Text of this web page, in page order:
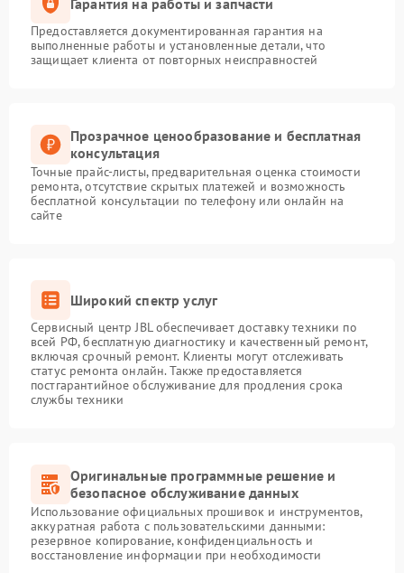
Предоставляется документированная гарантия на
выполненные работы и установленные детали, что
защищает клиента от повторных неисправностей
Прозрачное ценообразование и бесплатная
консультация
Точные прайс-листы, предварительная оценка стоимости
ремонта, отсутствие скрытых платежей и возможность
бесплатной консультации по телефону или онлайн на
сайте
Широкий спектр услуг
Сервисный центр JBL обеспечивает доставку техники по
всей РФ, бесплатную диагностику и качественный ремонт,
включая срочный ремонт. Клиенты могут отслеживать
статус ремонта онлайн. Также предоставляется
постгарантийное обслуживание для продления срока
службы техники
Оригинальные программные решение и
безопасное обслуживание данных
Использование официальных прошивок и инструментов,
аккуратная работа с пользовательскими данными:
резервное копирование, конфиденциальность и
восстановление информации при необходимости